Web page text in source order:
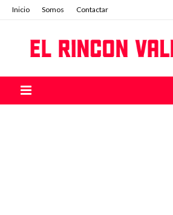
Inicio Somos Contactar